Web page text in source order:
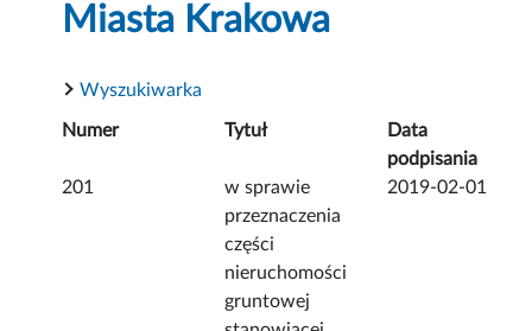
Miasta Krakowa
Wyszukiwarka
Numer Tytuł
Data
podpisania
201
w sprawie
przeznaczenia
części
nieruchomości
gruntowej
2019-02-01